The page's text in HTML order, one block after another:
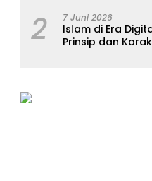
2 7 Juni 2026
Islam di Era
Prinsip dan